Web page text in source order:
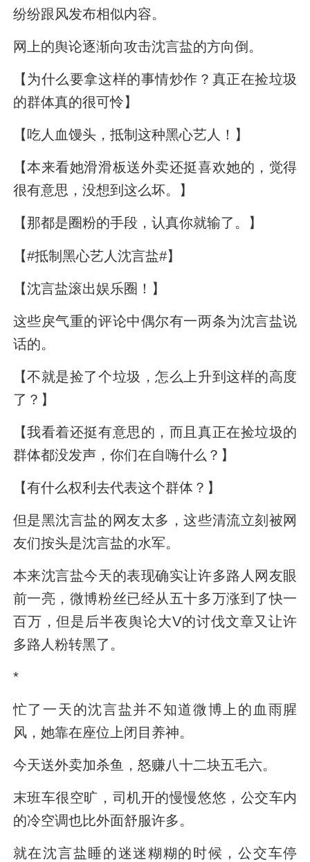
纷纷跟风发布相似内容。
网上的舆论逐渐向攻击沈言盐的方向倒。
【为什么要拿这样的事情炒作？真正在捡垃圾
的群体真的很可怜】
【吃人血馒头，抵制这种黑心艺人！】
【本来看她滑滑板送外卖还挺喜欢她的，觉得
很有意思，没想到这么坏。】
【那都是圈粉的手段，认真你就输了。】
【#抵制黑心艺人沈言盐#】
【沈言盐滚出娱乐圈！】
这些戾气重的评论中偶尔有一两条为沈言盐说
话的。
【不就是捡了个垃圾，怎么上升到这样的高度
了？】
【我看着还挺有意思的，而且真正在捡垃圾的
群体都没发声，你们在自嗨什么？】
【有什么权利去代表这个群体？】
但是黑沈言盐的网友太多，这些清流立刻被网
友们按头是沈言盐的水军。
本来沈言盐今天的表现确实让许多路人网友眼
前一亮，微博粉丝已经从五十多万涨到了快一
百万，但是后半夜舆论大V的讨伐文章又让许
多路人粉转黑了。
*
忙了一天的沈言盐并不知道微博上的血雨腥
风，她靠在座位上闭目养神。
今天送外卖加杀鱼，怒赚八十二块五毛六。
末班车很空旷，司机开的慢慢悠悠，公交车内
的冷空调也比外面舒服许多。
就在沈言盐睡的迷迷糊糊的时候，公交车停